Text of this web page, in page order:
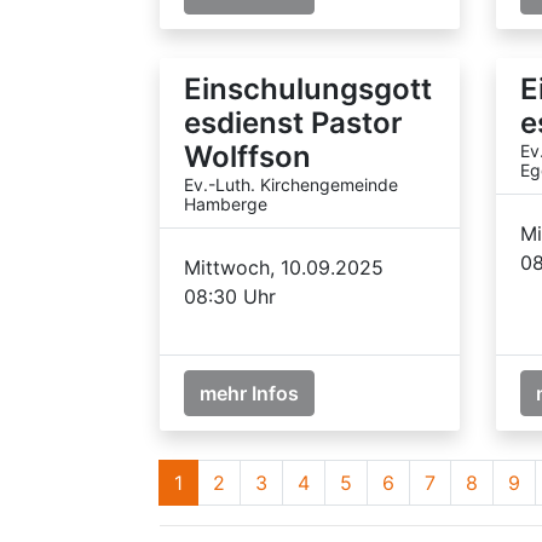
Einschulungsgott
esdienst Pastor
Wolffson
Ev.-Luth. Kirchengemeinde
Hamberge
Mittwoch, 10.09.2025
08:30 Uhr
mehr Infos
1 2 3 4 5 6 7 8 9